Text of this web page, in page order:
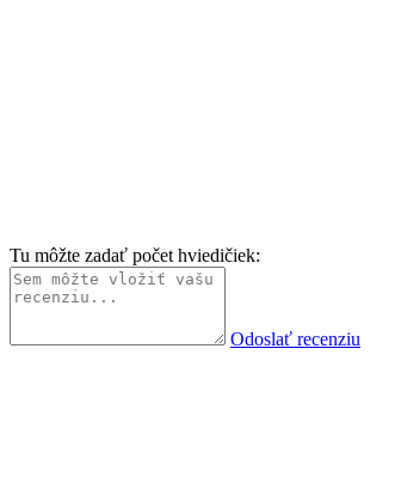
Tu môžte zadať počet hviedičiek:
Odoslať recenziu